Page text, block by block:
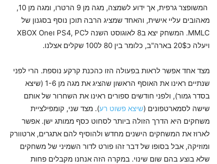
המשופצר גרפית, אך ידוע לשמצה, מגה מן 9 הרטרו, ומגה מן 10,
מאהובים עליי אישית, והאחד שמציג הרבה תוכן נוסף בסגנון של
MMLC. המשחק יצא ב8 לאוגוסט השנה לPS4, PC וXBOX One
ויעלה כ20$ בארה"ב, כלומר בין 80 ל100 שקלים אצלנו.
מצד אחד אפשר לראות בפעולה הזו כהכנת קרקע נוספת. הרי לפני
שנתיים ראינו את האוסף הראשון שהציג את מגה מן 1-6 (שיצא
בסדר גמור), ולפני חודשים ספורים ראינו את השחרור של אותם
שישה לסמארטפונים (שיצא פשוט רע). מצד שני, קומפילציית
משחקים היא הדרך הזולה ביותר לסחוט כסף ממותג ישן. אפשר
לארוז את המשחקים הישנים מחדש ולהוסיף להם אתגרים, ארטוורק
ומוזיקה, אבל בסופו של דבר זהו פורט לדור השמיני של משחקים
שלא בוצע בהם שום שינוי. במקרה הזה אנחנו מקבלים פחות